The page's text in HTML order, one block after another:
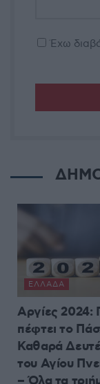
Έχω
ΕΛΛΆΔΑ
Αργίες 2024:
πέφτει το
Καθαρά
του Αγίου